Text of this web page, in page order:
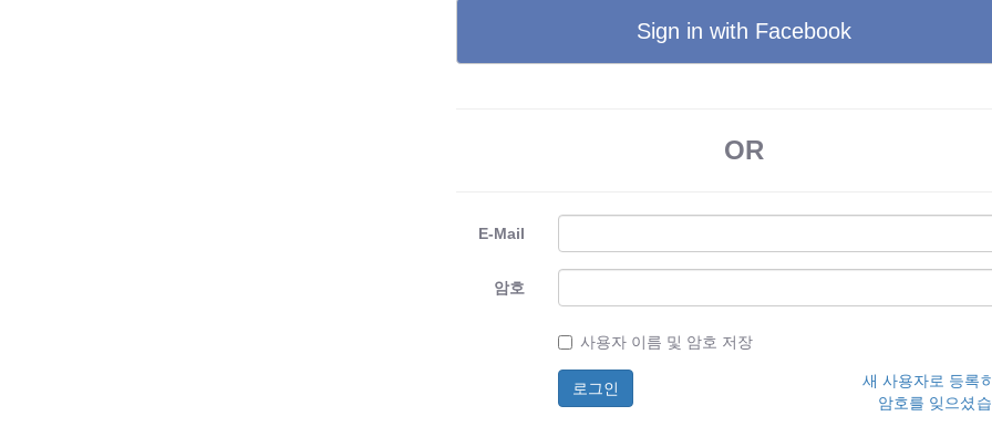
Sign in with Facebook
OR
E-Mail
암호
사용자 이름 및 암호 저장
새 사용자로 등록
암호를 잊으셨